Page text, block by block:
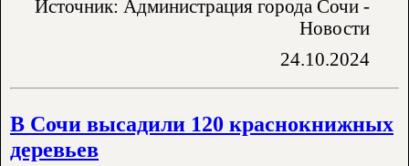
Источник: Администрация города Сочи -
Новости
24.10.2024
В Сочи высадили 120 краснокнижных
деревьев